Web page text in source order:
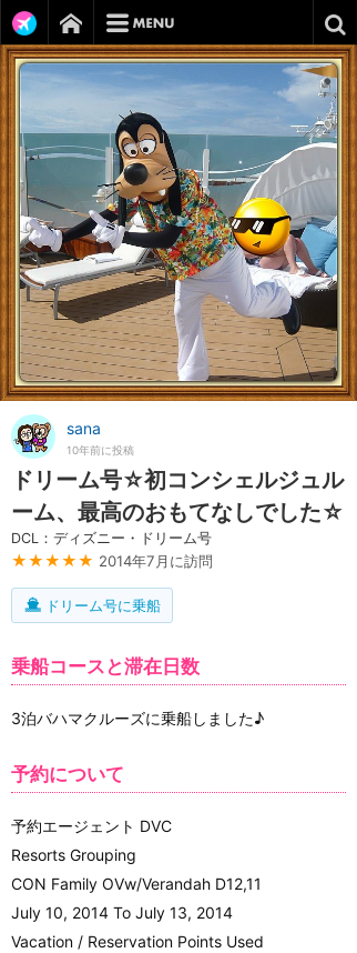
sana
10年前に投稿
ドリーム号☆初コンシェルジュル
ーム、最高のおもてなしでした☆
DCL：ディズニー・ドリーム号
★★★★★ 2014年7月に訪問
ドリーム号に乗船
乗船コースと滞在日数
3泊バハマクルーズに乗船しました♪
予約について
予約エージェント DVC
Resorts Grouping
CON Family OVw/Verandah D12,11
July 10, 2014 To July 13, 2014
Vacation / Reservation Points Used